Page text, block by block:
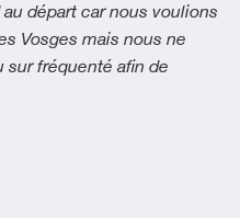
départ car nous voulions
Vosges mais nous ne
sur fréquenté afin de